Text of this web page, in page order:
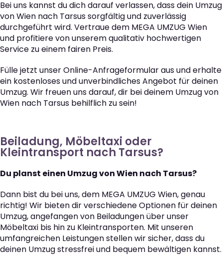
Bei uns kannst du dich darauf verlassen, dass dein Umzug
von Wien nach Tarsus sorgfältig und zuverlässig
durchgeführt wird. Vertraue dem MEGA UMZUG Wien
und profitiere von unserem qualitativ hochwertigen
Service zu einem fairen Preis.
Fülle jetzt unser Online-Anfrageformular aus und erhalte
ein kostenloses und unverbindliches Angebot für deinen
Umzug. Wir freuen uns darauf, dir bei deinem Umzug von
Wien nach Tarsus behilflich zu sein!
Beiladung, Möbeltaxi oder
Kleintransport nach Tarsus?
Du planst einen Umzug von Wien nach Tarsus?
Dann bist du bei uns, dem MEGA UMZUG Wien, genau
richtig! Wir bieten dir verschiedene Optionen für deinen
Umzug, angefangen von Beiladungen über unser
Möbeltaxi bis hin zu Kleintransporten. Mit unseren
umfangreichen Leistungen stellen wir sicher, dass du
deinen Umzug stressfrei und bequem bewältigen kannst.